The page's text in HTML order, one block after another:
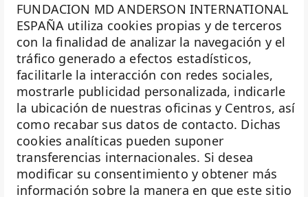
FUNDACION MD ANDERSON INTERNATIONAL
ESPAÑA utiliza cookies propias y de terceros
con la finalidad de analizar la navegación y el
tráfico generado a efectos estadísticos,
facilitarle la interacción con redes sociales,
mostrarle publicidad personalizada, indicarle
la ubicación de nuestras oficinas y Centros, así
como recabar sus datos de contacto. Dichas
cookies analíticas pueden suponer
transferencias internacionales. Si desea
modificar su consentimiento y obtener más
información sobre la manera en que este sitio
La Fundación MD Anderson España - Hospiten es
miembro de laAsociación Española de Fundaciones
Investigación
Biobanco
Docencia
Voluntariado